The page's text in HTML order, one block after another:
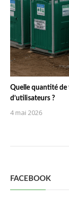
Quelle quantité
d’utilisateurs ?
4 mai 2026
FACEBOOK